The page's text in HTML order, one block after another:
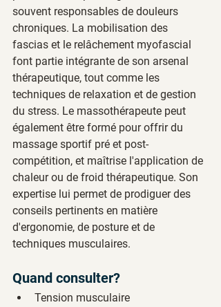
souvent responsables de douleurs
chroniques. La mobilisation des
fascias et le relâchement myofascial
font partie intégrante de son arsenal
thérapeutique, tout comme les
techniques de relaxation et de gestion
du stress. Le massothérapeute peut
également être formé pour offrir du
massage sportif pré et post-
compétition, et maîtrise l'application de
chaleur ou de froid thérapeutique. Son
expertise lui permet de prodiguer des
conseils pertinents en matière
d'ergonomie, de posture et de
techniques musculaires.
Quand consulter?
Tension musculaire